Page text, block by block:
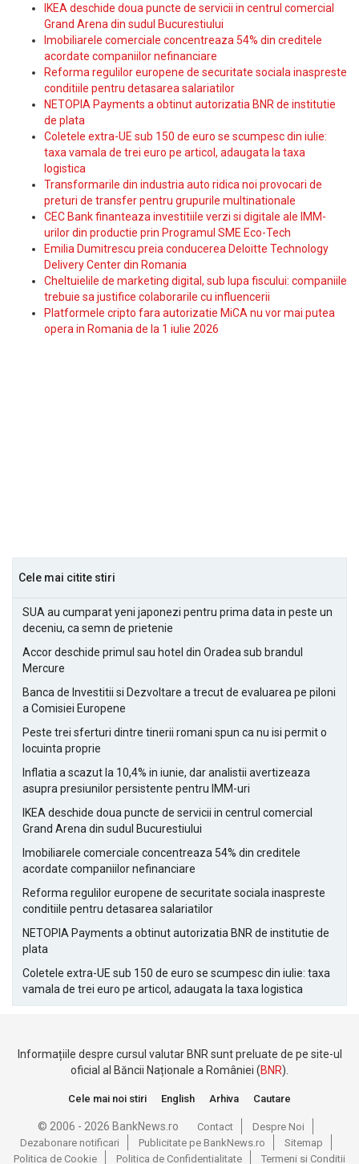
IKEA deschide doua puncte de servicii in centrul comercial
Grand Arena din sudul Bucurestiului
Imobiliarele comerciale concentreaza 54% din creditele
acordate companiilor nefinanciare
Reforma regulilor europene de securitate sociala inaspreste
conditiile pentru detasarea salariatilor
NETOPIA Payments a obtinut autorizatia BNR de institutie
de plata
Coletele extra-UE sub 150 de euro se scumpesc din iulie:
taxa vamala de trei euro pe articol, adaugata la taxa
logistica
Transformarile din industria auto ridica noi provocari de
preturi de transfer pentru grupurile multinationale
CEC Bank finanteaza investitiile verzi si digitale ale IMM-
urilor din productie prin Programul SME Eco-Tech
Emilia Dumitrescu preia conducerea Deloitte Technology
Delivery Center din Romania
Cheltuielile de marketing digital, sub lupa fiscului: companiile
trebuie sa justifice colaborarile cu influencerii
Platformele cripto fara autorizatie MiCA nu vor mai putea
opera in Romania de la 1 iulie 2026
Cele mai citite stiri
SUA au cumparat yeni japonezi pentru prima data in peste un
deceniu, ca semn de prietenie
Accor deschide primul sau hotel din Oradea sub brandul
Mercure
Banca de Investitii si Dezvoltare a trecut de evaluarea pe piloni
a Comisiei Europene
Peste trei sferturi dintre tinerii romani spun ca nu isi permit o
locuinta proprie
Inflatia a scazut la 10,4% in iunie, dar analistii avertizeaza
asupra presiunilor persistente pentru IMM-uri
IKEA deschide doua puncte de servicii in centrul comercial
Grand Arena din sudul Bucurestiului
Imobiliarele comerciale concentreaza 54% din creditele
acordate companiilor nefinanciare
Reforma regulilor europene de securitate sociala inaspreste
conditiile pentru detasarea salariatilor
NETOPIA Payments a obtinut autorizatia BNR de institutie de
plata
Coletele extra-UE sub 150 de euro se scumpesc din iulie: taxa
vamala de trei euro pe articol, adaugata la taxa logistica
Informațiile despre cursul valutar BNR sunt preluate de pe site-ul
oficial al Băncii Naționale a României (BNR).
Cele mai noi stiri English Arhiva Cautare
© 2006 - 2026 BankNews.ro Contact
Despre Noi
Dezabonare notificari
Publicitate pe BankNews.ro
Sitemap
Politica de Cookie
Politica de Confidentialitate Termeni si Conditii